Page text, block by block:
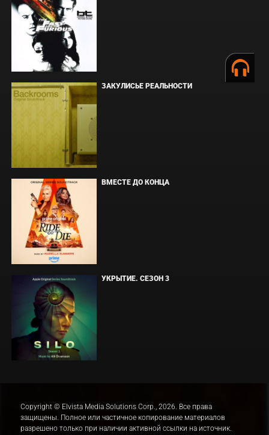
ЗАКУЛИСЬЕ РЕАЛЬНОСТИ
ВМЕСТЕ ДО КОНЦА
УКРЫТИЕ. СЕЗОН 3
Copyright © Elvista Media Solutions Corp., 2026. Все права
защищены. Полное или частичное копирование материалов
разрешено только при наличии активной ссылки на источник.